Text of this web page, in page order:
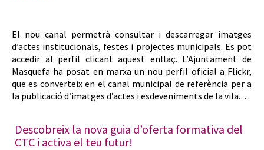
El nou canal permetrà consultar i descarregar imatges
d’actes institucionals, festes i projectes municipals. Es pot
accedir al perfil clicant aquest enllaç. L’Ajuntament de
Masquefa ha posat en marxa un nou perfil oficial a Flickr,
que es converteix en el canal municipal de referència per a
la publicació d’imatges d’actes i esdeveniments de la vila.…
Descobreix la nova guia d’oferta formativa del
CTC i activa el teu futur!